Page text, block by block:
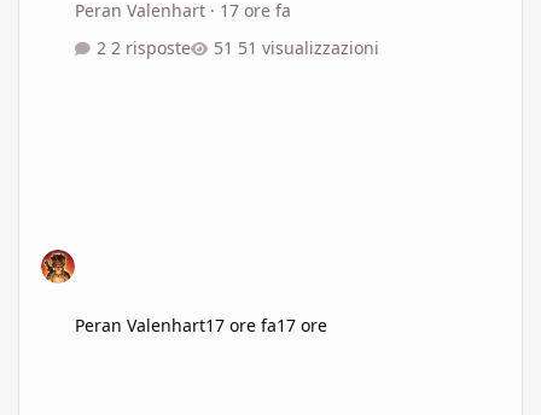
Peran Valenhart · 17 ore fa
2 risposte
51 visualizzazioni
Peran Valenhart17 ore fa17 ore